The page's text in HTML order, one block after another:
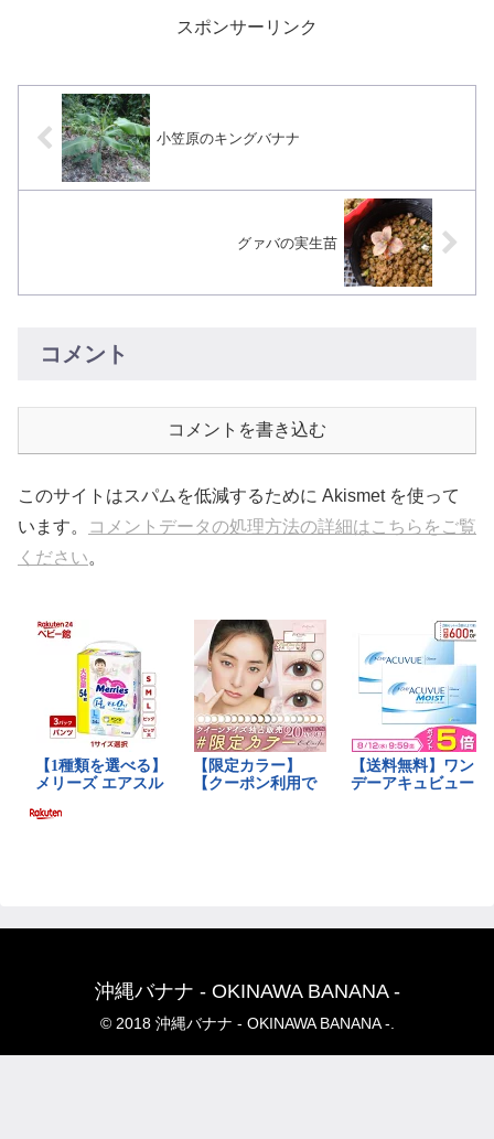
スポンサーリンク
小笠原のキングバナナ
グァバの実生苗
コメント
コメントを書き込む
このサイトはスパムを低減するために Akismet を使って
います。
コメントデータの処理方法の詳細はこちらをご覧
ください。
沖縄バナナ - OKINAWA BANANA -
© 2018 沖縄バナナ - OKINAWA BANANA -.